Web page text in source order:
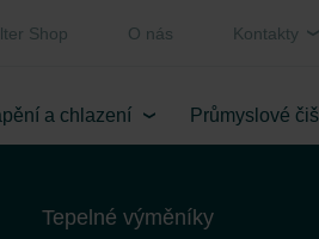
Shop O nás Kontakty
a chlazení Průmyslové
Tepelné výměníky